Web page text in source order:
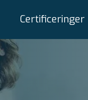
Certificeringer